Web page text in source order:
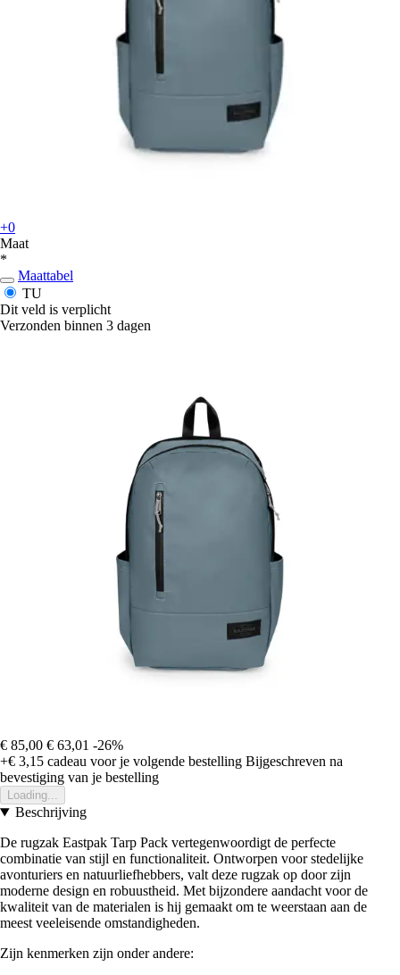
+0
Maat
*
Maattabel
TU
Dit veld is verplicht
Verzonden binnen 3 dagen
€ 85,00 € 63,01 -26%
+€ 3,15 cadeau voor je volgende bestelling Bijgeschreven na
bevestiging van je bestelling
Loading...
Beschrijving
De rugzak Eastpak Tarp Pack vertegenwoordigt de perfecte
combinatie van stijl en functionaliteit. Ontworpen voor stedelijke
avonturiers en natuurliefhebbers, valt deze rugzak op door zijn
moderne design en robuustheid. Met bijzondere aandacht voor de
kwaliteit van de materialen is hij gemaakt om te weerstaan aan de
meest veeleisende omstandigheden.
Zijn kenmerken zijn onder andere: